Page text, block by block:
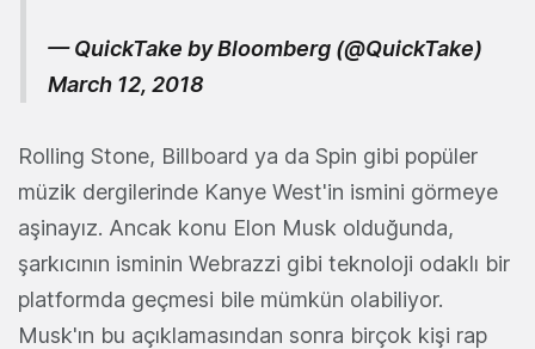
— QuickTake by Bloomberg (@QuickTake)
March 12, 2018
Rolling Stone, Billboard ya da Spin gibi popüler
müzik dergilerinde Kanye West'in ismini görmeye
aşinayız. Ancak konu Elon Musk olduğunda,
şarkıcının isminin Webrazzi gibi teknoloji odaklı bir
platformda geçmesi bile mümkün olabiliyor.
Musk'ın bu açıklamasından sonra birçok kişi rap